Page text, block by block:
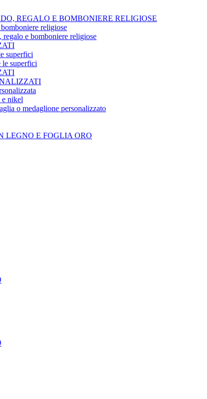
REGALO E BOMBONIERE RELIGIOSE
religiose
regalo e bomboniere religiose
superfici
le superfici
e nikel
o medaglione personalizzato
LEGNO E FOGLIA ORO